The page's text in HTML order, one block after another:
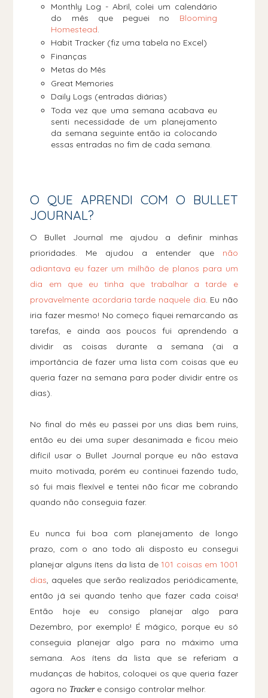
Monthly Log - Abril, colei um calendário
do mês que peguei no Blooming
Homestead
Habit Tracker (fiz uma tabela no Excel)
Finanças
Metas do Mês
Great Memories
Daily Logs (entradas diárias)
Toda vez que uma semana acabava eu
senti necessidade de um planejamento
da semana seguinte então ia colocando
essas entradas no fim de cada semana.
O QUE APRENDI COM O BULLET
JOURNAL?
O Bullet Journal me ajudou a definir minhas
prioridades. Me ajudou a entender que não
adiantava eu fazer um milhão de planos para um
dia em que eu tinha que trabalhar a tarde e
provavelmente acordaria tarde naquele dia . Eu não
iria fazer mesmo! No começo fiquei remarcando as
tarefas, e ainda aos poucos fui aprendendo a
dividir as coisas durante a semana (ai a
importância de fazer uma lista com coisas que eu
queria fazer na semana para poder dividir entre os
dias).
No final do mês eu passei por uns dias bem ruins,
então eu dei uma super desanimada e ficou meio
difícil usar o Bullet Journal porque eu não estava
muito motivada, porém eu continuei fazendo tudo,
só fui mais flexível e tentei não ficar me cobrando
quando não conseguia fazer.
Eu nunca fui boa com planejamento de longo
prazo, com o ano todo ali disposto eu consegui
planejar alguns ítens da lista de101 coisas em 1001
dias , aqueles que serão realizados periódicamente,
então já sei quando tenho que fazer cada coisa!
Então hoje eu consigo planejar algo para
Dezembro, por exemplo! É mágico, porque eu só
conseguia planejar algo para no máximo uma
semana. Aos ítens da lista que se referiam a
mudanças de habitos, coloquei os que queria fazer
agora no Tracker e consigo controlar melhor.